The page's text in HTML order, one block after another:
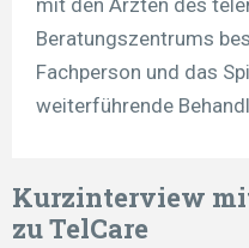
mit den Ärzten des
Beratungszentrums
Fachperson und das
weiterführende
Kurzinterview
zu TelCare